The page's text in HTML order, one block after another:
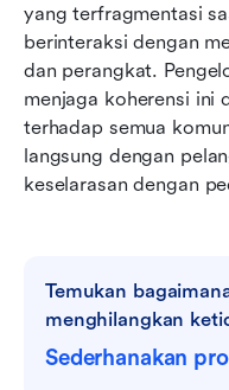
yang terfragmentasi
berinteraksi dengan
dan perangkat.
menjaga koherensi ini
terhadap semua
langsung dengan
keselarasan dengan
Temukan
menghilangkan
Sederhanakan